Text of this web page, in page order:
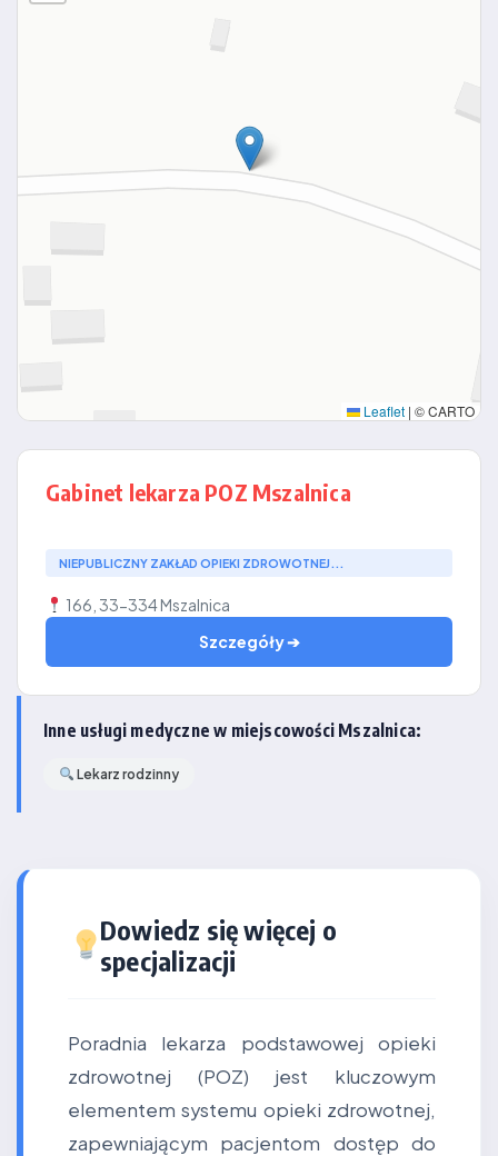
Leaflet | © CARTO
Gabinet lekarza POZ Mszalnica
NIEPUBLICZNY ZAKŁAD OPIEKI ZDROWOTNEJ...
166, 33-334 Mszalnica
Szczegóły ➔
Inne usługi medyczne w miejscowości Mszalnica:
Lekarz rodzinny
Dowiedz się więcej o
specjalizacji
Poradnia lekarza podstawowej opieki
zdrowotnej (POZ) jest kluczowym
elementem systemu opieki zdrowotnej,
zapewniającym pacjentom dostęp do